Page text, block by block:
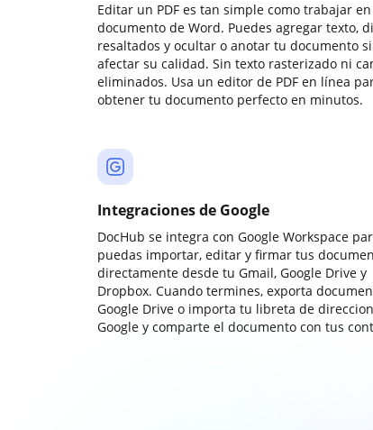
Editar un PDF es tan simple como trabajar
documento de Word. Puedes agregar texto,
resaltados y ocultar o anotar tu documento
afectar su calidad. Sin texto rasterizado ni
eliminados. Usa un editor de PDF en línea
obtener tu documento perfecto en minutos.
Integraciones de Google
DocHub se integra con Google Workspace
puedas importar, editar y firmar tus
directamente desde tu Gmail, Google Drive y
Dropbox. Cuando termines, exporta
Google Drive o importa tu libreta de
Google y comparte el documento con tus